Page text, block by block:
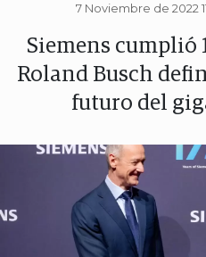
7 Noviembre de 2022
Siemens cumplió
Roland Busch
futuro del